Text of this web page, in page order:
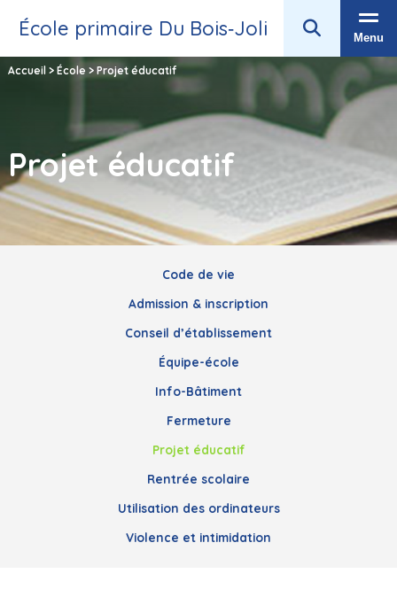
École primaire Du Bois‑Joli Menu
Accueil> École > Projet éducatif
Projet éducatif
Code de vie
Admission & inscription
Conseil d’établissement
Équipe-école
Info-Bâtiment
Fermeture
Projet éducatif
Rentrée scolaire
Utilisation des ordinateurs
Violence et intimidation